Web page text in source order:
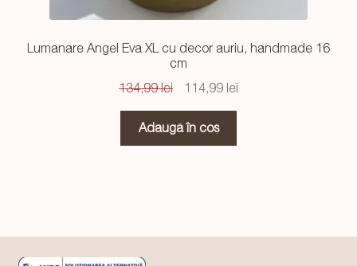
Lumanare Angel Eva XL cu decor auriu, handmade 16
cm
134,99lei
Prețul
a
fost:
114,99 leiPrețul
Adaugă în coș